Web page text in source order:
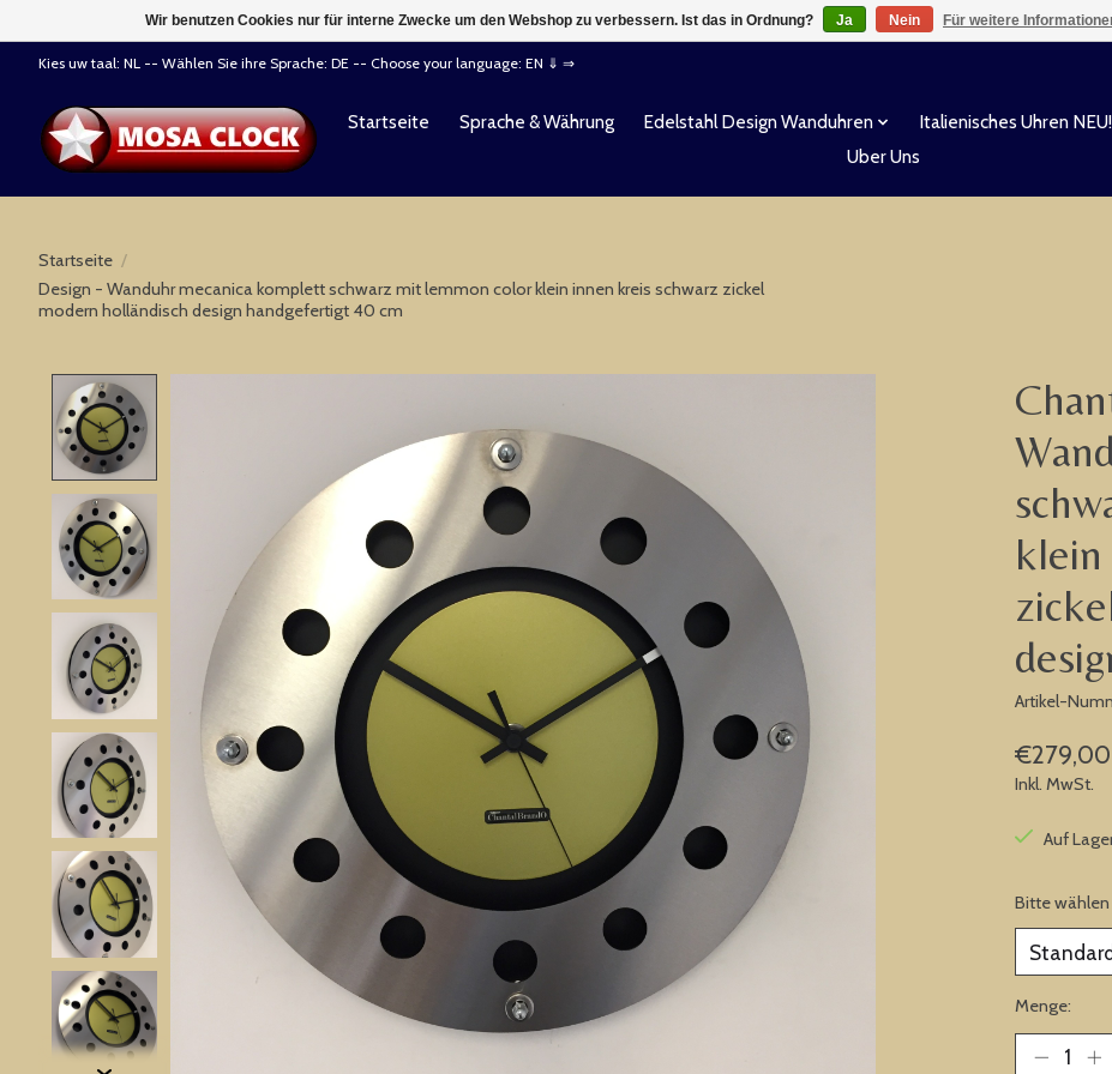
Kies uw taal: NL -- Wählen Sie ihre Sprache: DE -- Choose your language: EN ⇓ ⇒
Startseite Sprache & Währung Edelstahl Design Wanduhren Italienisches Uhren NEU!
Uber Uns
Startseite /
Design - Wanduhr mecanica komplett schwarz mit lemmon color klein innen kreis schwarz zickel
modern holländisch design handgefertigt 40 cm
klein
Artikel-
€279,00
Inkl. MwSt.
Auf
Bitte wählen
Menge:
Wir benutzen Cookies nur für interne Zwecke um den Webshop zu verbessern. Ist das in Ordnung? Ja Nein Für weitere